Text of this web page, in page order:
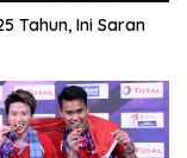
Tahun, Ini Saran